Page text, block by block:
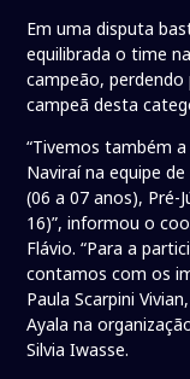
Em uma disputa
equilibrada o time
campeão,
campeã desta
“Tivemos também
Naviraí na equipe
(06 a 07 anos), Pré-
16)”, informou o
Flávio. “Para a
contamos com os
Paula Scarpini
Ayala na
Silvia Iwasse.